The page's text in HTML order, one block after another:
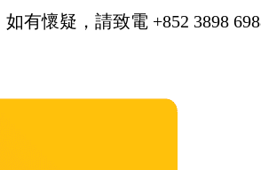
有懷疑，請致電 +852 3898